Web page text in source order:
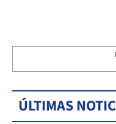
ÚLTIMAS